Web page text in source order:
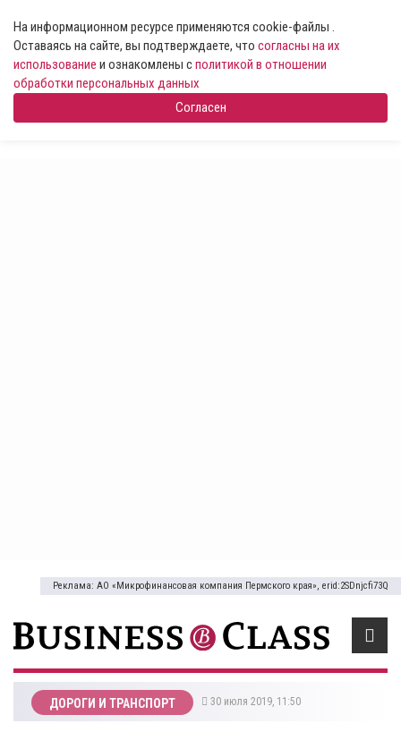
На информационном ресурсе применяются cookie-файлы .
Оставаясь на сайте, вы подтверждаете, что согласны на их
использование и ознакомлены сполитикой в отношении
обработки персональных данных
Согласен
Реклама: АО «Микрофинансовая компания Пермского края», erid:2SDnjcfi73Q
ДОРОГИ И ТРАНСПОРТ 30 июля 2019, 11:50